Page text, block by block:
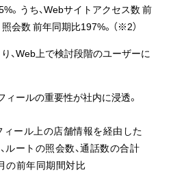
。うち、Webサイトアクセス数 前
会数 前年同期比197%。（※2）
、Web上で検討段階のユーザーに
ールの重要性が社内に浸透。
ール上の店舗情報を経由した
ルートの照会数、通話数の合計
前年同期間対比